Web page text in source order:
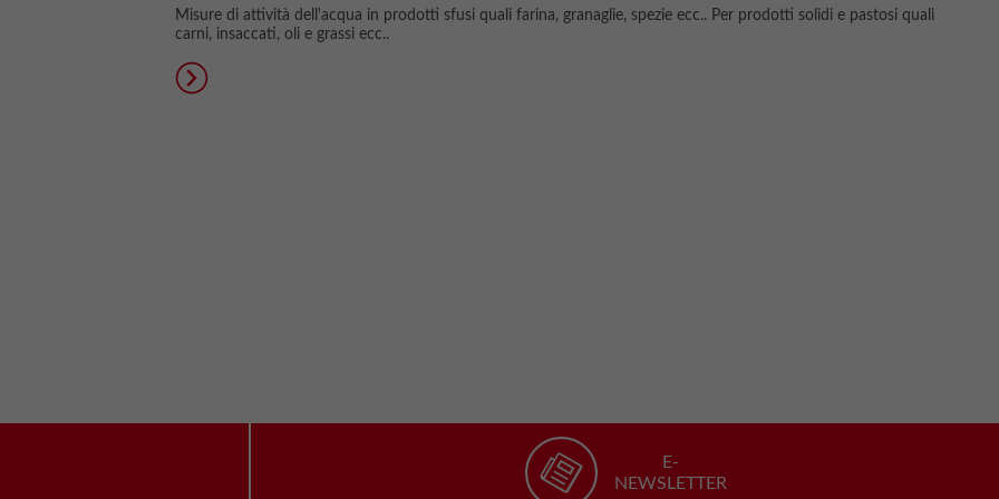
Misure di attività dell'acqua in prodotti sfusi quali farina, granaglie, spezie ecc.. Per prodotti solidi e pastosi quali
carni, insaccati, oli e grassi ecc..
E-
NEWSLETTER